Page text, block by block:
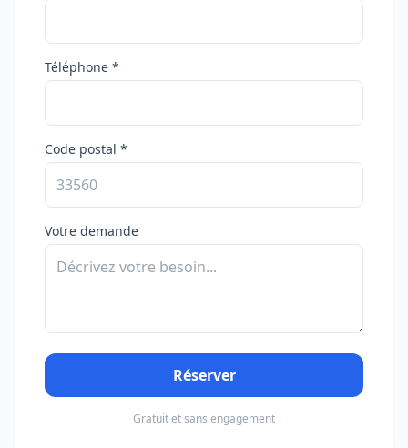
Téléphone *
Code postal *
Votre demande
Réserver
Gratuit et sans engagement